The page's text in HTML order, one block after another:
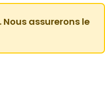
assurerons le